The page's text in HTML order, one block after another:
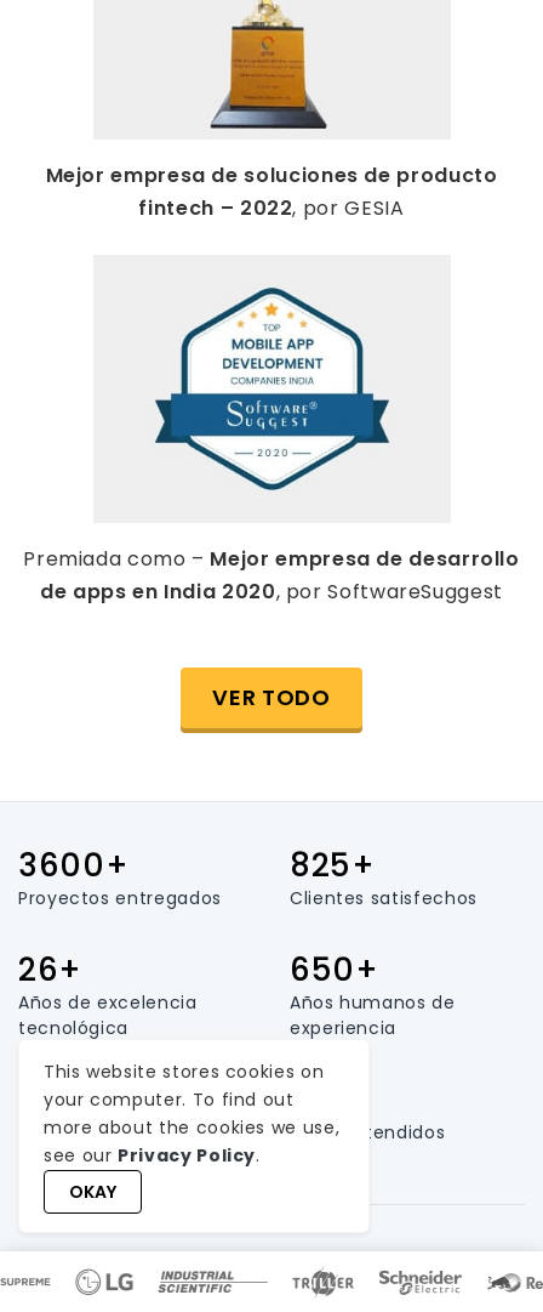
Mejor empresa de soluciones de producto
fintech – 2022, por GESIA
Premiada como – Mejor empresa de desarrollo
de apps en India 2020, por SoftwareSuggest
VER TODO
3600+
Proyectos entregados
825+
Clientes satisfechos
26+
Años de excelencia
tecnológica
650+
Años humanos de
experiencia
165+
Tamaño del equipo
25+
Países atendidos
Ponte en contacto con nosotros
This website stores cookies on
your computer. To find out
more about the cookies we use,
see our Privacy Policy.
OKAY